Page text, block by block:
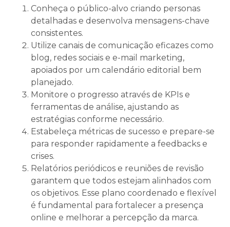
Conheça o público-alvo criando personas
detalhadas e desenvolva mensagens-chave
consistentes.
Utilize canais de comunicação eficazes como
blog, redes sociais e e-mail marketing,
apoiados por um calendário editorial bem
planejado.
Monitore o progresso através de KPIs e
ferramentas de análise, ajustando as
estratégias conforme necessário.
Estabeleça métricas de sucesso e prepare-se
para responder rapidamente a feedbacks e
crises.
Relatórios periódicos e reuniões de revisão
garantem que todos estejam alinhados com
os objetivos. Esse plano coordenado e flexível
é fundamental para fortalecer a presença
online e melhorar a percepção da marca.